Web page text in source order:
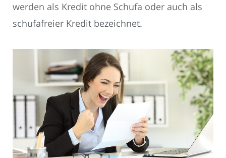
werden als Kredit ohne Schufa oder auch als
schufafreier Kredit bezeichnet.